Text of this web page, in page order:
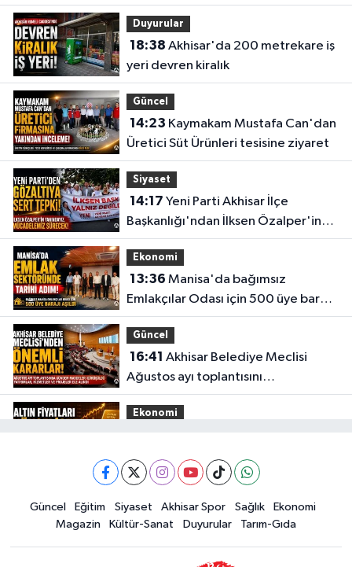
taşıdı
Duyurular
18:38
yeri devren kiralık
Güncel
14:23
Üretici Süt Ürünleri tesisine ziyaret
Siyaset
14:17
Başkanlığı'ndan İlksen Özalper'in
gözaltına alınmasına tepki
Ekonomi
13:36
Emlakçılar Odası için 500 üye barajı
aşıldı
Güncel
16:41
Ağustos ayı toplantısını
gerçekleştirdi
Ekonomi
15:02Akhisar'da sıcak hava etkisini
sürdürüyor! İşte 5 günlük hava
Güncel Eğitim Siyaset Akhisar Spor Sağlık
Ekonomi
Magazin
Kültür-Sanat Duyurular Tarım-Gıda